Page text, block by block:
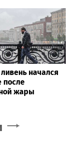
начался
после
жары